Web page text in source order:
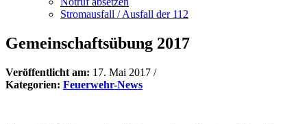
Stromausfall / Ausfall der 112
Gemeinschaftsübung 2017
Veröffentlicht am: 17. Mai 2017 /
Kategorien: Feuerwehr-News